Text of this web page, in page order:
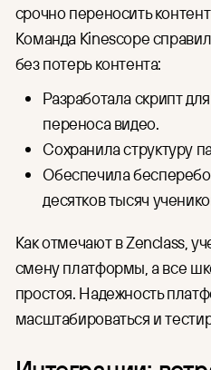
срочно переносить
Команда Kinescope
без потерь контента:
Разработала скрипт
переноса видео.
Сохранила структуру
Обеспечила
десятков тысяч
Как отмечают в Zenclass,
смену платформы, а все
простоя. Надежность
масштабироваться и